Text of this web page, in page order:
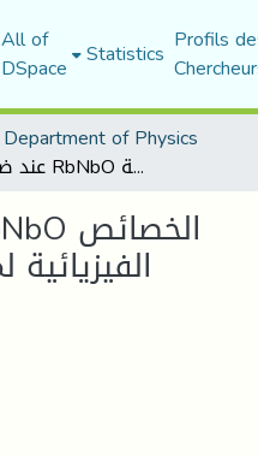
All of
DSpace Statistics Profils
Department of Physics
عند ضغوط عالیة RbNbO الخصائص الفیزیائیة لمركب 3 ودرجة حرارة مرتفعة